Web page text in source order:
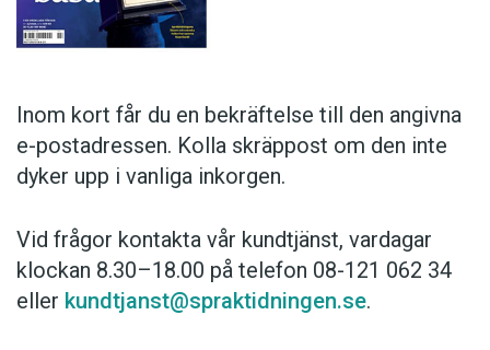
Anmäl till språkpolisen
Föreslå nyord
Prenumerera
Läs Språktidningen digitalt
Inom kort får du en bekräftelse till den angivna
e-postadressen. Kolla skräppost om den inte
dyker upp i vanliga inkorgen.
Vid frågor kontakta vår kundtjänst, vardagar
klockan 8.30–18.00 på telefon 08-121 062 34
eller kundtjanst@spraktidningen.se.